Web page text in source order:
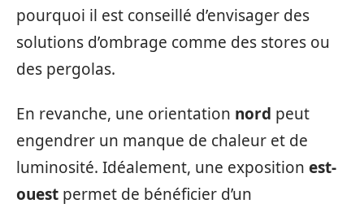
pourquoi il est conseillé d’envisager des
solutions d’ombrage comme des stores ou
des pergolas.
En revanche, une orientation nord peut
engendrer un manque de chaleur et de
luminosité. Idéalement, une exposition est-
ouest permet de bénéficier d’un